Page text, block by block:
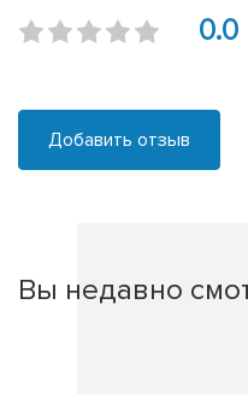
0.0
Добавить отзыв
Вы недавно